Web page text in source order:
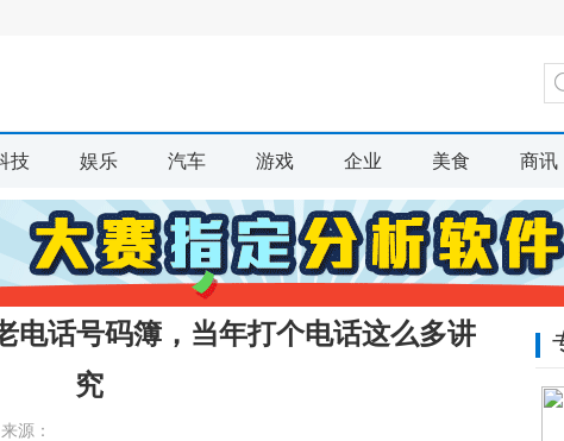
技 娱乐 汽车 游戏 企业 美食 商讯
电话号码簿，当年打个电话这么多讲
究
来源：